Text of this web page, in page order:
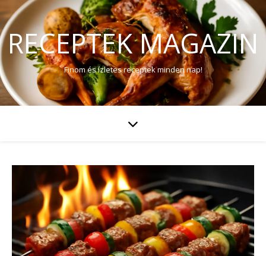
RECEPTEK MAGAZIN
Finom és ízletes receptek minden nap!